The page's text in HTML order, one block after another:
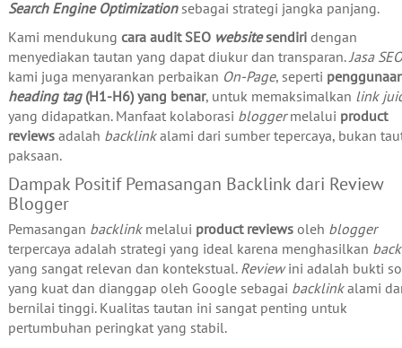
Search Engine Optimizationsebagai strategi jangka panjang.
Kami mendukung cara audit SEO websitesendiridengan
menyediakan tautan yang dapat diukur dan transparan. Jasa SEO
kami juga menyarankan perbaikan On-Page, seperti
heading tag(H1-H6) yang benar, untuk memaksimalkan link
yang didapatkan. Manfaat kolaborasi bloggermelalui product
reviewsadalah backlinkalami dari sumber tepercaya, bukan
paksaan.
Dampak Positif Pemasangan Backlink dari Review
Blogger
Pemasangan backlinkmelalui product reviewsoleh blogger
terpercaya adalah strategi yang ideal karena menghasilkan
yang sangat relevan dan kontekstual. Reviewini adalah bukti
yang kuat dan dianggap oleh Google sebagai backlinkalami
bernilai tinggi. Kualitas tautan ini sangat penting untuk
pertumbuhan peringkat yang stabil.